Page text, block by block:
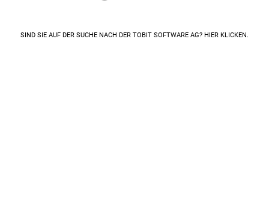
SIND SIE AUF DER SUCHE NACH DER TOBIT SOFTWARE AG? HIER KLICKEN.